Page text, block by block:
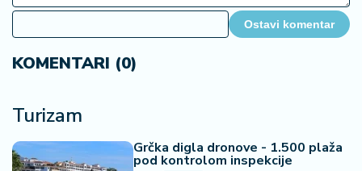
Ostavi komentar
KOMENTARI (0)
Turizam
Grčka digla dronove - 1.500 plaža
pod kontrolom inspekcije